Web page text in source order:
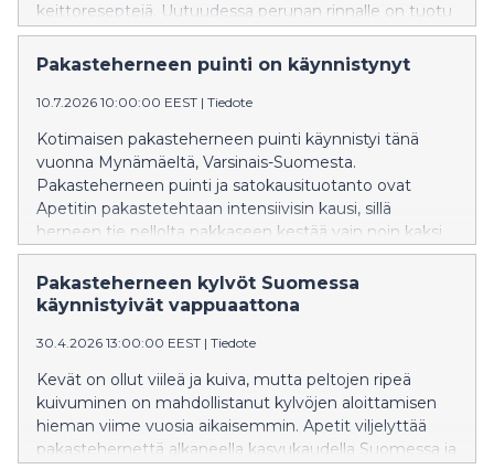
keittoreseptejä. Uutuudessa perunan rinnalle on tuotu
porkkanaa, vihreitä papuja, paprikaa ja sipulia. Lähes 20
vuotta suomalaisten arkea pelastanut Apetit
Kotimainen Peruna & keittokasvikset on jo vuosia ollut
Apetitin suosituin pakastekasvistuote.
Pakasteherneen puinti on käynnistynyt
10.7.2026 10:00:00 EEST | Tiedote
Kotimaisen pakasteherneen puinti käynnistyi tänä
vuonna Mynämäeltä, Varsinais-Suomesta.
Pakasteherneen puinti ja satokausituotanto ovat
Apetitin pakastetehtaan intensiivisin kausi, sillä
herneen tie pellolta pakkaseen kestää vain noin kaksi
tuntia ja sekä puintitiimi että tehdas työskentelevät
ympäri vuorokauden. Tavoitteena on, että herneen
makeus ja kovuus ovat puintihetkellä parhaimmillaan.
Pakasteherneen kylvöt Suomessa
käynnistyivät vappuaattona
30.4.2026 13:00:00 EEST | Tiedote
Kevät on ollut viileä ja kuiva, mutta peltojen ripeä
kuivuminen on mahdollistanut kylvöjen aloittamisen
hieman viime vuosia aikaisemmin. Apetit viljelyttää
pakastehernettä alkaneella kasvukaudella Suomessa ja